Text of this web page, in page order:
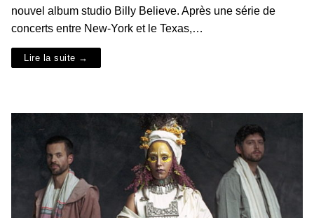
nouvel album studio Billy Believe. Après une série de
concerts entre New-York et le Texas,…
Lire la suite →